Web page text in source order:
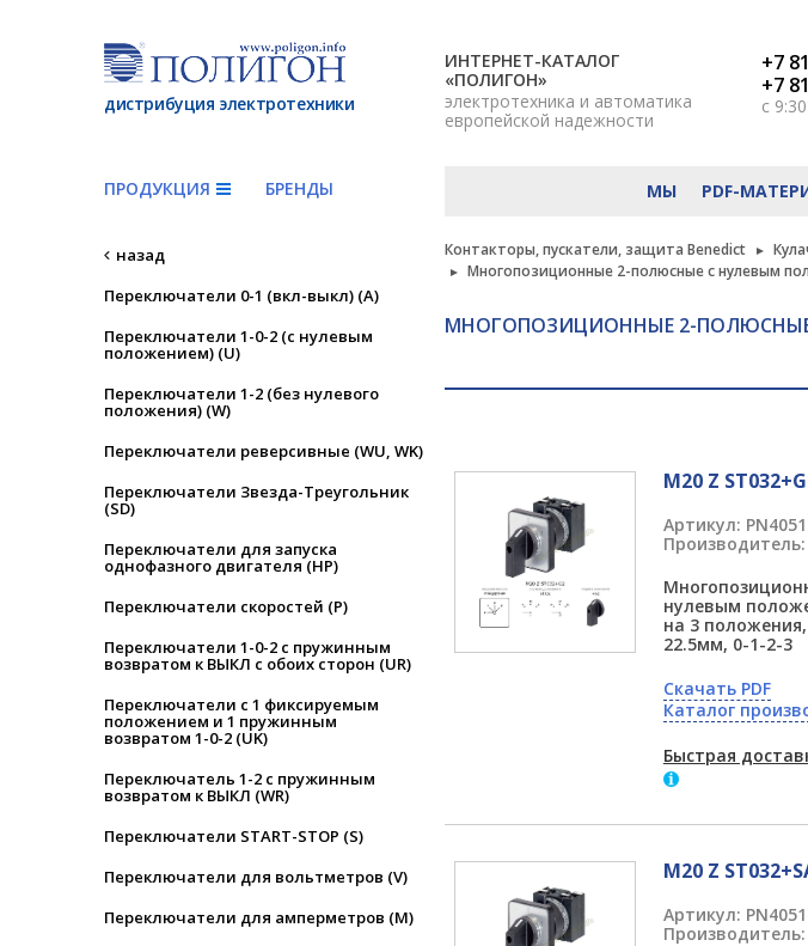
дистрибуция электротехники
ИНТЕРНЕТ-КАТАЛОГ
«ПОЛИГОН»
электротехника и автоматика
европейской надежности
+7
+7
с
ПРОДУКЦИЯ БРЕНДЫ МЫ PDF-
назад
Переключатели 0-1 (вкл-выкл) (A)
Переключатели 1-0-2 (с нулевым
положением) (U)
Переключатели 1-2 (без нулевого
положения) (W)
Переключатели реверсивные (WU, WK)
Переключатели Звезда-Треугольник
(SD)
Переключатели для запуска
однофазного двигателя (HP)
Переключатели скоростей (P)
Переключатели 1-0-2 с пружинным
возвратом к ВЫКЛ с обоих сторон (UR)
Переключатели с 1 фиксируемым
положением и 1 пружинным
возвратом 1-0-2 (UK)
Переключатель 1-2 с пружинным
возвратом к ВЫКЛ (WR)
Переключатели START-STOP (S)
Переключатели для вольтметров (V)
Переключатели для амперметров (M)
Контакторы, пускатели, защита Benedict
Многопозиционные 2-полюсные с нулевым
МНОГОПОЗИЦИОННЫЕ 2-
M20 Z
Артикул:
Производитель:
нулевым
на 3
22.5мм, 0-1-2-3
Скачать PDF
Каталог
Быстрая
M20 Z
Артикул:
Производитель: